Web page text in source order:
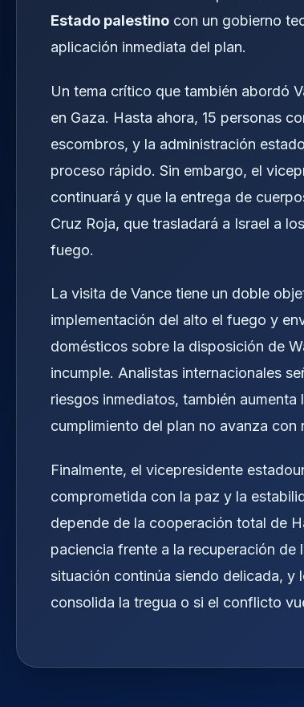
Estado palestino con un gobierno
aplicación inmediata del plan.
Un tema crítico que también abordó
en Gaza. Hasta ahora, 15 personas
escombros, y la administración
proceso rápido. Sin embargo, el
continuará y que la entrega de
Cruz Roja, que trasladará a Israel a
fuego.
La visita de Vance tiene un doble
implementación del alto el fuego y
domésticos sobre la disposición de
incumple. Analistas internacionales
riesgos inmediatos, también
cumplimiento del plan no avanza con
Finalmente, el vicepresidente
comprometida con la paz y la
depende de la cooperación total de
paciencia frente a la recuperación
situación continúa siendo delicada, y
consolida la tregua o si el conflicto